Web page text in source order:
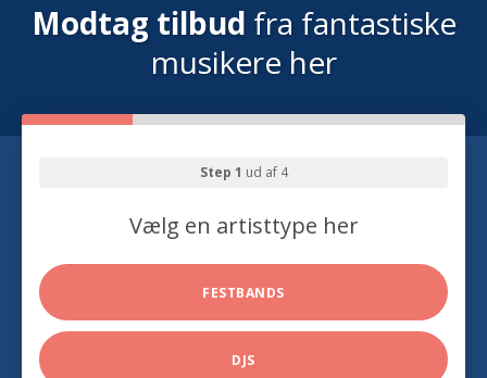
Modtag tilbud fra fantastiske
musikere her
Step 1 ud af 4
Vælg en artisttype her
FESTBANDS
DJS